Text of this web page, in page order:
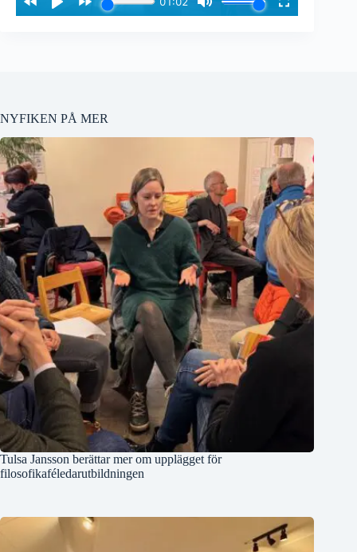
NYFIKEN PÅ MER
Tulsa Jansson berättar mer om upplägget för
filosofikaféledarutbildningen